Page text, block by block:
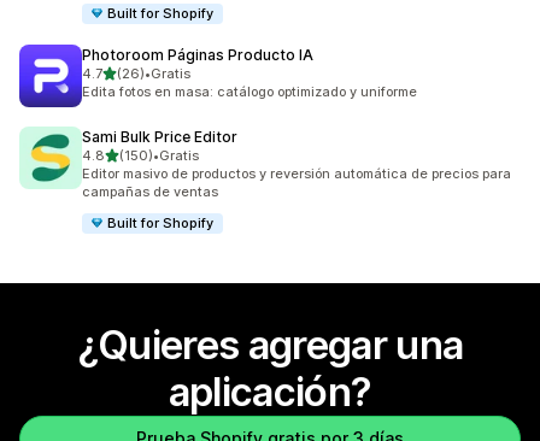
Built for Shopify
Photoroom Páginas Producto IA
4.7de 5 estrellas
(26)
26 reseñas en total
•Gratis
Edita fotos en masa: catálogo optimizado y uniforme
Sami Bulk Price Editor
4.8de 5 estrellas
(150)
150 reseñas en total
•Gratis
Editor masivo de productos y reversión automática de precios para
campañas de ventas
Built for Shopify
¿Quieres agregar una
aplicación?